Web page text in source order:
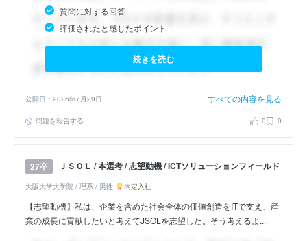
質問に対する回答
評価されたと感じたポイント
続きを読む
公開日：2026年7月29日 すべての内容を見る
問題を報告する 0 0
27卒 ＪＳＯＬ / 本選考 / 志望動機 / ICTソリューションフィールド
大阪大学大学院 / 理系 / 男性 内定入社
【志望動機】私は、企業を含めた社会全体の価値創造をITで支え、産
業の成長に貢献したいと考えてJSOLを志望した。そう考えるよ...